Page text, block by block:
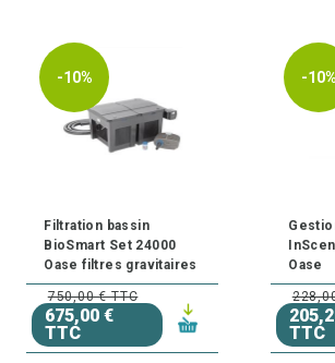
-10%
Filtration bassin
BioSmart Set 24000
Oase filtres gravitaires
750,00 € TTC
675,00 €
TTC
-10%
Oase
TTC